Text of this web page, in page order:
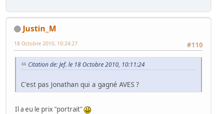
Justin_M
#110
18 Octobre 2010, 10:24:27
Citation de: Jef. le 18 Octobre 2010, 10:11:24
C'est pas Jonathan qui a gagné AVES ?
Il a eu le prix "portrait"